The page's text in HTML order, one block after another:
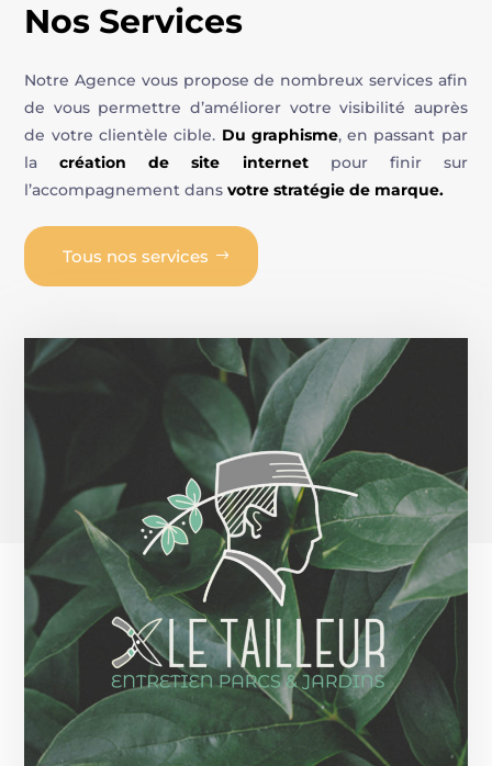
Nos Services
Notre Agence vous propose de nombreux services afin
de vous permettre d’améliorer votre visibilité auprès
de votre clientèle cible. Du graphisme, en passant par
lacréation de site internetpour finir sur
l’accompagnement dansvotre stratégie de marque.
Tous nos services